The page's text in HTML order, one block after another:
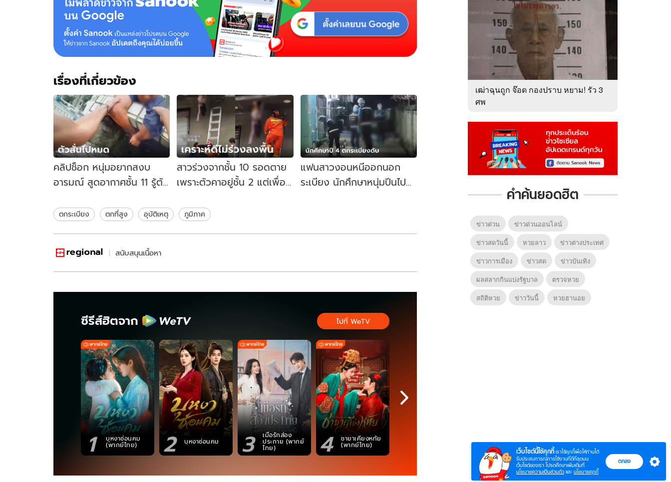
เรื่องที่เกี่ยวข้อง
คลิปช็อก หนุ่มอยากสงบ
อารมณ์ สูดอากาศชั้น 11 รู้ตัว
นอกตึก
สาวร่วงจากชั้น 10 รอดตาย
เพราะตัวคาอยู่ชั้น 2 แต่เพื่อน
แฟนสาวงอนหนีออกนอก
ระเบียง นักศึกษาหนุ่มปีนไป
ตกระเบียง ตกที่สูง อุบัติเหตุ ภูมิภาค
สนับสนุนเนื้อหา
ซีรีส์ฮิตจาก
1 บุหงาซ่อนคม
(พากย์ไทย) 2 บุหงาซ่อนคม 3 เมื่อรักส่อง
ประกาย (พากย์
ไทย) 4 ชายาเคียงหทัย
(พากย์ไทย) 5 6 ภูตถังซาน 2
(พากย์ไทย) 7 ภูตถังซาน: สำนัก
ถังเลิศภพจบ
แดน 8
ไปที่ WeTV
เฒ่าฉุนถูก จ๊อด กองปราบ หยาม! รัว 3
ศพ
คำค้นยอดฮิต
ข่าวด่วน
ข่าวด่วนออนไลน์
ข่าวสดวันนี้
หวยลาว
ข่าวต่างประเทศ
ข่าวการเมือง
ข่าวสด
ข่าวบันเทิง
ผลสลากกินแบ่งรัฐบาล
ตรวจหวย
สถิติหวย
ข่าววันนี้ หวยฮานอย
เว็บไซต์นี้ใช้คุกกี้ เราใช้คุกกี้เพื่อให้ท่านได้
รับประสบการณ์การใช้งานที่ดีที่สุดบน
เว็บไซต์ของเรา โปรดศึกษาเพิ่มเติมที่
นโยบายความเป็นส่วนตัว และ นโยบายคุกกี้
ตกลง